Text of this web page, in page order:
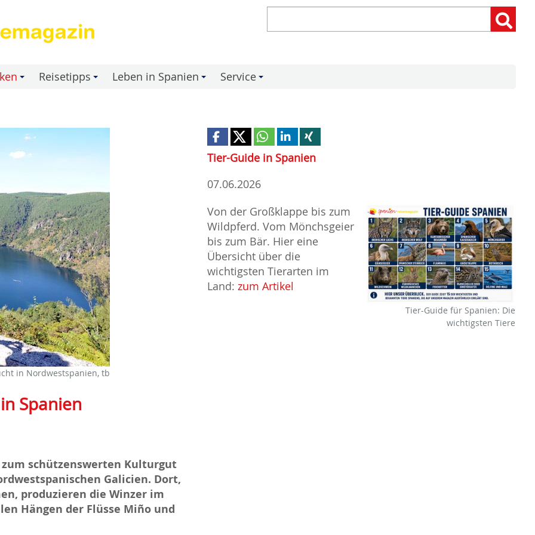
Suchen:
Reisetipps Leben in Spanien Service
in Nordwestspanien, tb
Spanien
zum schützenswerten Kulturgut
Galicien. Dort,
produzieren die Winzer im
Hängen der Flüsse Miño und
Tier-Guide in Spanien
07.06.2026
Tier-Guide für Spanien: Die
wichtigsten Tiere
Von der Großklappe bis zum
Wildpferd. Vom Mönchsgeier
bis zum Bär. Hier eine
Übersicht über die
wichtigsten Tierarten im
Land: zum Artikel